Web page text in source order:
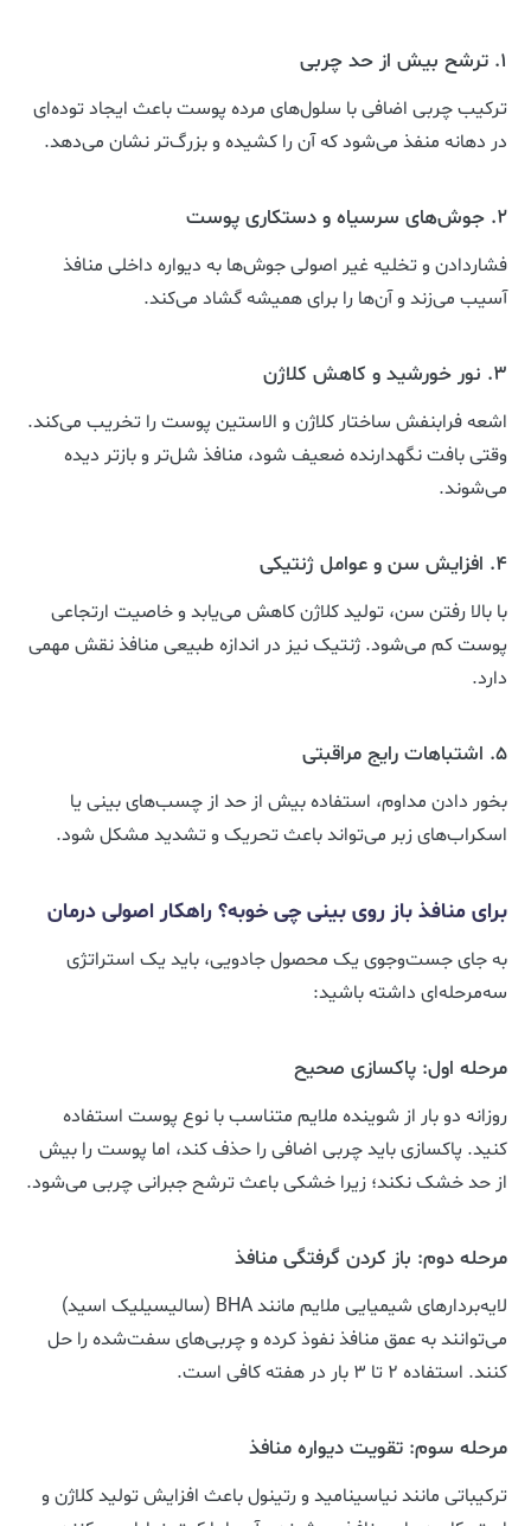
۱. ترشح بیش از حد چربی
ترکیب چربی اضافی با سلول‌های مرده پوست باعث ایجاد توده‌ای
در دهانه منفذ می‌شود که آن را کشیده و بزرگ‌تر نشان می‌دهد.
۲. جوش‌های سرسیاه و دستکاری پوست
فشاردادن و تخلیه غیر اصولی جوش‌ها به دیواره داخلی منافذ
آسیب می‌زند و آن‌ها را برای همیشه گشاد می‌کند.
۳. نور خورشید و کاهش کلاژن
اشعه فرابنفش ساختار کلاژن و الاستین پوست را تخریب می‌کند.
وقتی بافت نگهدارنده ضعیف شود، منافذ شل‌تر و بازتر دیده
می‌شوند.
۴. افزایش سن و عوامل ژنتیکی
با بالا رفتن سن، تولید کلاژن کاهش می‌یابد و خاصیت ارتجاعی
پوست کم می‌شود. ژنتیک نیز در اندازه طبیعی منافذ نقش مهمی
دارد.
۵. اشتباهات رایج مراقبتی
بخور دادن مداوم، استفاده بیش از حد از چسب‌های بینی یا
اسکراب‌های زبر می‌تواند باعث تحریک و تشدید مشکل شود.
برای منافذ باز روی بینی چی خوبه؟ راهکار اصولی درمان
به جای جست‌وجوی یک محصول جادویی، باید یک استراتژی
سه‌مرحله‌ای داشته باشید:
مرحله اول: پاکسازی صحیح
روزانه دو بار از شوینده ملایم متناسب با نوع پوست استفاده
کنید. پاکسازی باید چربی اضافی را حذف کند، اما پوست را بیش
از حد خشک نکند؛ زیرا خشکی باعث ترشح جبرانی چربی می‌شود.
مرحله دوم: باز کردن گرفتگی منافذ
لایه‌بردارهای شیمیایی ملایم مانند BHA (سالیسیلیک اسید)
می‌توانند به عمق منافذ نفوذ کرده و چربی‌های سفت‌شده را حل
کنند. استفاده ۲ تا ۳ بار در هفته کافی است.
مرحله سوم: تقویت دیواره منافذ
ترکیباتی مانند نیاسینامید و رتینول باعث افزایش تولید کلاژن و